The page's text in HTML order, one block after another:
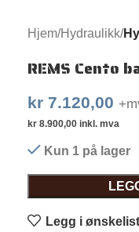
Hjem Hydraulikk
REMS Cento
kr 7.120,00
kr 8.900,00 inkl. mva
Kun 1 på lager
Legg i